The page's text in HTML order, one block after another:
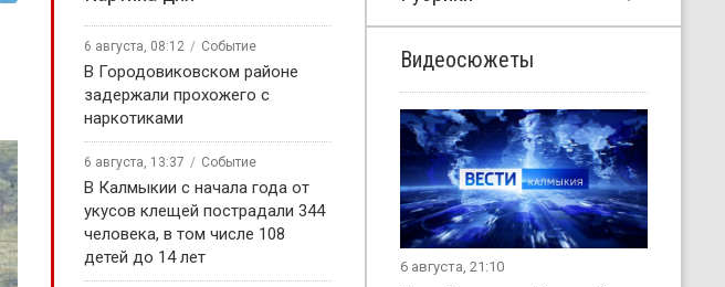
6 августа, 08:12 Событие
В Городовиковском районе
задержали прохожего с
наркотиками
6 августа, 13:37 Событие
В Калмыкии с начала года от
укусов клещей пострадали 344
человека, в том числе 108
детей до 14 лет
Видеосюжеты
6 августа, 21:10